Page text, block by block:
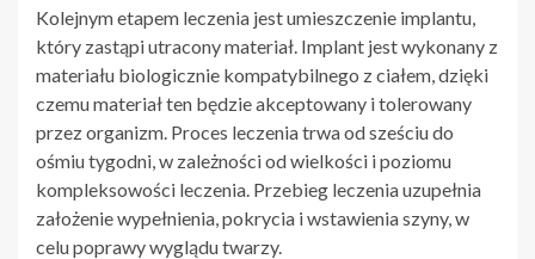
Kolejnym etapem leczenia jest umieszczenie implantu,
który zastąpi utracony materiał. Implant jest wykonany z
materiału biologicznie kompatybilnego z ciałem, dzięki
czemu materiał ten będzie akceptowany i tolerowany
przez organizm. Proces leczenia trwa od sześciu do
ośmiu tygodni, w zależności od wielkości i poziomu
kompleksowości leczenia. Przebieg leczenia uzupełnia
założenie wypełnienia, pokrycia i wstawienia szyny, w
celu poprawy wyglądu twarzy.